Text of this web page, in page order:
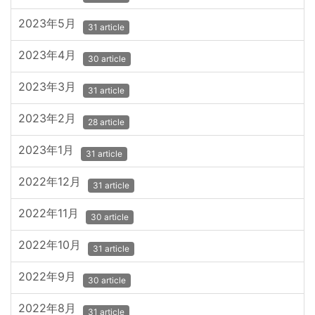
2023年5月 31 article
2023年4月 30 article
2023年3月 31 article
2023年2月 28 article
2023年1月 31 article
2022年12月 31 article
2022年11月 30 article
2022年10月 31 article
2022年9月 30 article
2022年8月 31 article